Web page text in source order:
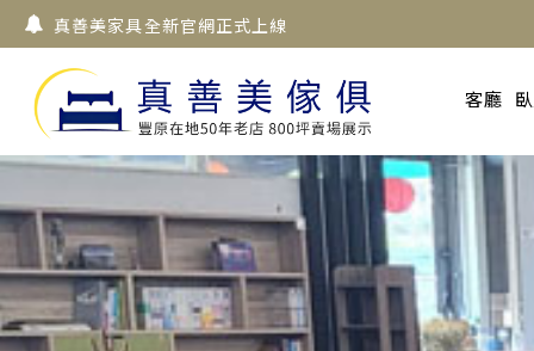
真善美家具全新官網正式上線
客廳